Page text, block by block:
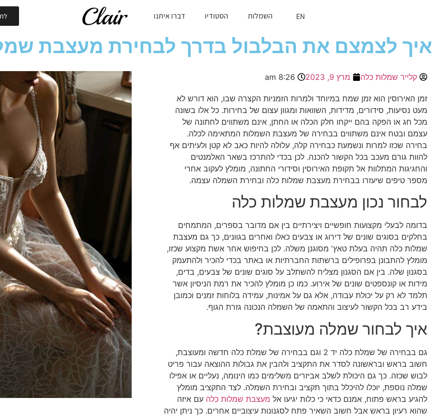
EN השמלות הסטודיו דברו איתנו
איך לצמצם את הבלבול בדרך לבחירת מעצבת
קלייר שמלות כלה מרץ 9, 2023 8:26 am
זמן האירוסין הוא זמן שמח במיוחד ולמרות הזמניות הקצרה שבו, הוא דורש לא
מעט נסיעות, סידורים, מדידות, השוואות ומגוון עצום של בחירות. כל אלו בשונה
מכל חג או הפקה בהם ייקחו חלק הכלה או החתן, אינם משתווים לחתונה של
עצמם ובטח אינם משתווים בבחירה של מעצבת השמלות המתאימה לכלה.
בחירה שכזו למרות ונשמעת כבחירה קלה, עלולה להיות כאב לא קטן ולעיתים אף
להוות גורם מעכב בכל הקשור להכנה. לכן בכדי להתרכז בשאר האלמנטים
והחגיגות המתלוות אל תקופת האירוסין וסידורי החתונה, מומלץ לעקוב אחרי
מספר טיפים שיעזרו בבחירת מעצבת שמלות כלה ובחירת השמלה עצמה.
לבחור נכון מעצבת שמלות כלה
בדומה לבעלי מקצועות חופשיים ויצירתיים בין אם מדובר בספרים, המתמחים
בחלקים בסוגים שונים של דירוג או צבעים כאלו ואחרים בגוונים, כך גם מעצבת
שמלות כלה תהיה בעלת טאץ' מסוגנן משלה. לכן בחיפוש אחר אשת מקצוע שכזו,
מומלץ להתבונן בפרופילים ברשתות החברתיות או באתר בכדי להכיר ולהתעמק
בסגנון שלה. בין אם הסגנון מצליח להשתלב על סוגים שונים של צבעים, בדים,
מידות או קונספטים שונים של אירוע. כמו כן מומלץ להכיר את רמת הניסיון אשר
תלמד לא רק על יכולת עבודה, אלא גם על אמינות, עמידה בלוחות זמנים וכמובן
בידע רב בכל הקשור לעיצוב והתאמה של השמלה הנכונה גזרת הגוף.
איך לבחור שמלה מעוצבת?
גם בבחירה של שמלת כלה יד 2 וגם בבחירה של שמלת כלה חדשה ומעוצבת,
חשוב בראש ובראשונה לסדר את התקציב ולהבין את גבולות ההוצאה עבור פריט
לבוש שכזה. כך גם היכולת לשלב אביזרים משלימים כמו הינומה, נעליים או אפילו
שמלה נוספת, יוכלו להיכלל בתוך תקציב ובחירת השמלה. לצד התקציב מומלץ
להגיע בראש פתוח, אמנם כדאי כי כלות יגיעו אל מעצבת שמלות כלה עם איזה
שהוא רעיון בראש אבל חשוב השאיר פתח לסגנונות עיצוביים אחרים. כך ניתן יהיה